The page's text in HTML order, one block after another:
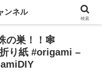
の巣！！🕸
り紙 #origami –
ンネル
検索